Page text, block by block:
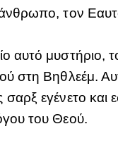
τον
αυτό μυστήριο,
στη Βηθλεέμ.
εγένετο και
του Θεού.